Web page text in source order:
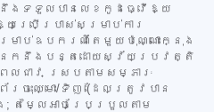
ទទួលបានលេខកូដធ្វើឱ្យ
រើប្រាស់សម្រាប់ការ
រាប់ឧបករណ៍តែមួយប៉ុណ្ណោះក្នុង
នកនឹងបន្តដោយស្វ័យប្រវត្តិ
លជាវ ស្របតាមសម្ភារៈ
ឈ្មោះ/ទិញ (ដែលត្រូវបាន
; តម្លៃអាចប្រែប្រួលតាម